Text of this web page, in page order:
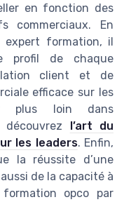
en fonction des
commerciaux. En
expert formation, il
profil de chaque
client et de
efficace sur les
plus loin dans
découvrez l’art du
les leaders. Enfin,
la réussite d’une
de la capacité à
opco par